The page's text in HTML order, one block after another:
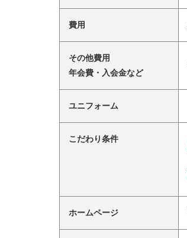
費用
その他費用
年会費・入会金など
ユニフォーム
こだわり条件
ホームページ